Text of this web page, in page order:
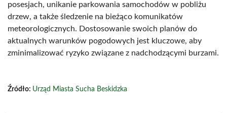
posesjach, unikanie parkowania samochodów w pobliżu
drzew, a także śledzenie na bieżąco komunikatów
meteorologicznych. Dostosowanie swoich planów do
aktualnych warunków pogodowych jest kluczowe, aby
zminimalizować ryzyko związane z nadchodzącymi burzami.
Źródło: Urząd Miasta Sucha Beskidzka